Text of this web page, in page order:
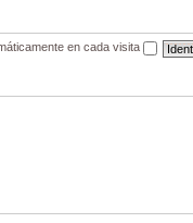
en cada visita